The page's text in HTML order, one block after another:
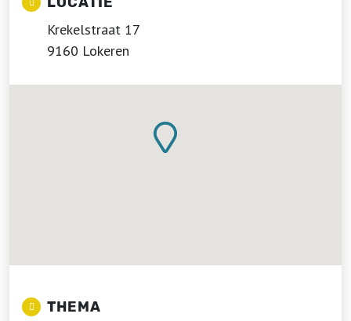
Krekelstraat 17
9160 Lokeren
THEMA